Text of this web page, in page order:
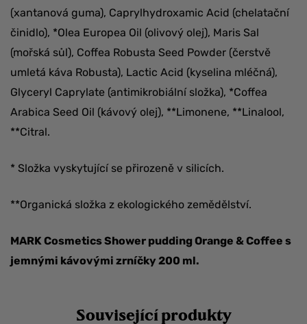
(xantanová guma), Caprylhydroxamic Acid (chelatační
činidlo), *Olea Europea Oil (olivový olej), Maris Sal
(mořská sůl), Coffea Robusta Seed Powder (čerstvě
umletá káva Robusta), Lactic Acid (kyselina mléčná),
Glyceryl Caprylate (antimikrobiální složka), *Coffea
Arabica Seed Oil (kávový olej), **Limonene, **Linalool,
**Citral.
* Složka vyskytující se přirozeně v silicích.
**Organická složka z ekologického zemědělství.
MARK Cosmetics Shower pudding Orange & Coffee s
jemnými kávovými zrníčky 200 ml.
Související produkty